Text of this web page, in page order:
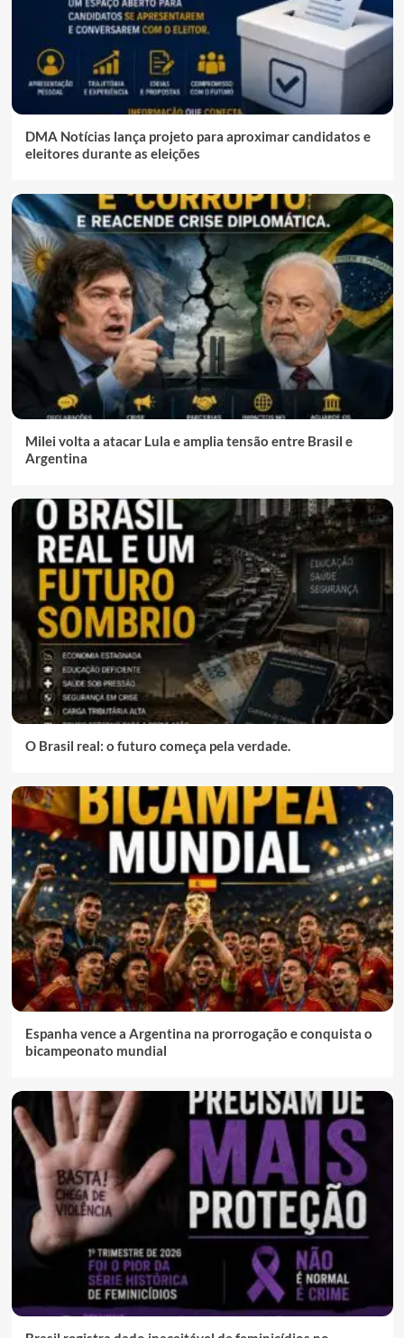
DMA Notícias lança projeto para aproximar candidatos e
eleitores durante as eleições
Milei volta a atacar Lula e amplia tensão entre Brasil e
Argentina
O Brasil real: o futuro começa pela verdade.
Espanha vence a Argentina na prorrogação e conquista o
bicampeonato mundial